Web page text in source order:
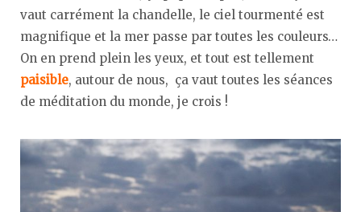
vaut carrément la chandelle, le ciel tourmenté est
magnifique et la mer passe par toutes les couleurs…
On en prend plein les yeux, et tout est tellement
paisible, autour de nous, ça vaut toutes les séances
de méditation du monde, je crois !